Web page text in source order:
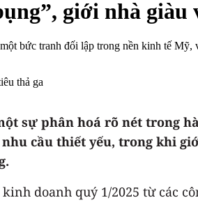
giới nhà giàu
bức tranh đối lập trong nền kinh tế
sự phân hoá rõ nét trong
cầu thiết yếu, trong khi
doanh quý 1/2025 từ các